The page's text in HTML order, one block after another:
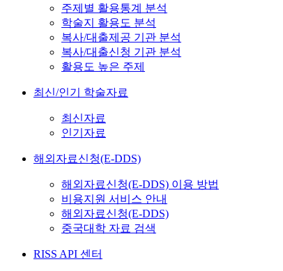
주제별 활용통계 분석
학술지 활용도 분석
복사/대출제공 기관 분석
복사/대출신청 기관 분석
활용도 높은 주제
최신/인기 학술자료
최신자료
인기자료
해외자료신청(E-DDS)
해외자료신청(E-DDS) 이용 방법
비용지원 서비스 안내
해외자료신청(E-DDS)
중국대학 자료 검색
RISS API 센터